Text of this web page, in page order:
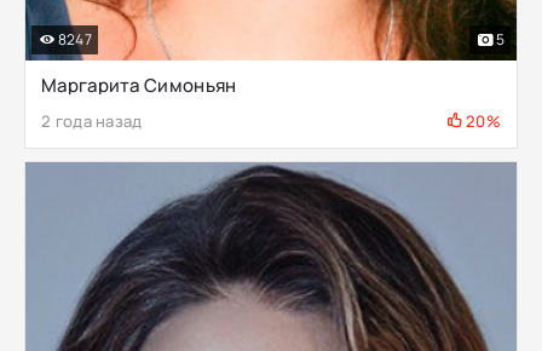
Маргарита Симоньян
2 года назад 20%
8247 5